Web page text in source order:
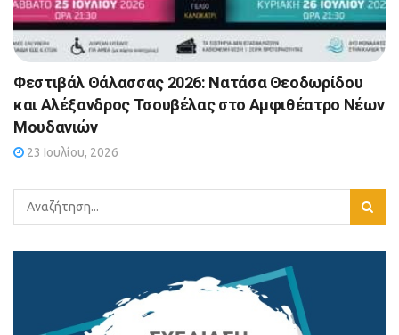
Φεστιβάλ Θάλασσας 2026: Νατάσα Θεοδωρίδου
και Αλέξανδρος Τσουβέλας στο Αμφιθέατρο Νέων
Μουδανιών
23 Ιουλίου, 2026